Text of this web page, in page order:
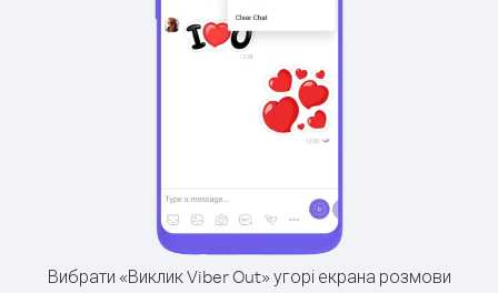
Вибрати «Виклик Viber Out» угорі екрана розмови